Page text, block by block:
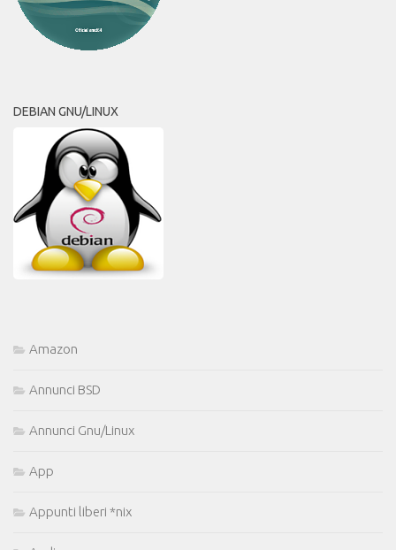
DEBIAN GNU/LINUX
Amazon
Annunci BSD
Annunci Gnu/Linux
App
Appunti liberi *nix